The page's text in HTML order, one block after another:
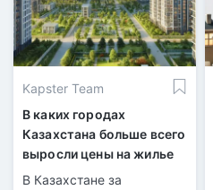
населения получили новое
жильё, сообщает
Региональная служба
коммуникаций.
Kapster Team
В каких городах
Казахстана больше всего
выросли цены на жилье
В Казахстане за